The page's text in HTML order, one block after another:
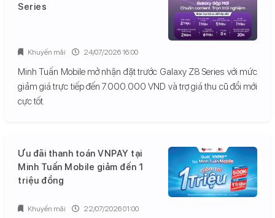
Series
Minh Tuấn Mobile mở nhận đặt trước Galaxy Z8 Series với mức
giảm giá trực tiếp đến 7.000.000 VND và trợ giá thu cũ đổi mới
cực tốt.
Khuyến mãi 24/07/2026 16:00
Ưu đãi thanh toán VNPAY tại
Minh Tuấn Mobile giảm đến 1
triệu đồng
Khuyến mãi 22/07/2026 01:00